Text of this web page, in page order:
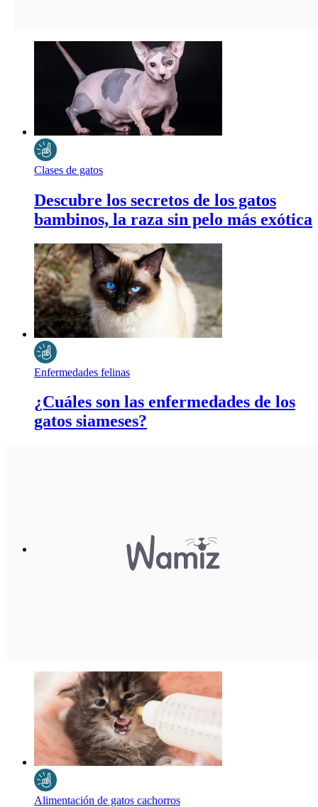
Clases de gatos
Descubre los secretos de los gatos
bambinos, la raza sin pelo más exótica
Enfermedades felinas
¿Cuáles son las enfermedades de los
gatos siameses?
Alimentación de gatos cachorros